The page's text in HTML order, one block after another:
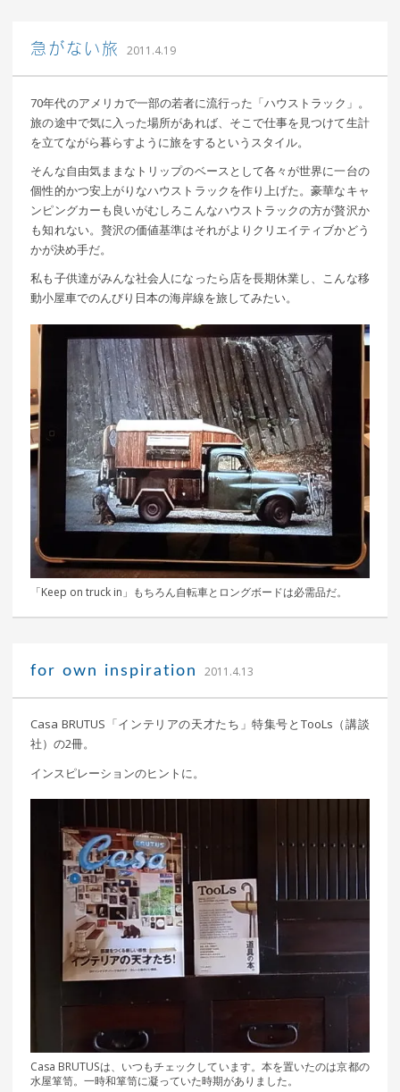
急がない旅 2011.4.19｜ 更新日：
込山 敏郎
70年代のアメリカで一部の若者に流行った「ハウストラック」。
旅の途中で気に入った場所があれば、そこで仕事を見つけて生計
を立てながら暮らすように旅をするというスタイル。
そんな自由気ままなトリップのベースとして各々が世界に一台の
個性的かつ安上がりなハウストラックを作り上げた。豪華なキャ
ンピングカーも良いがむしろこんなハウストラックの方が贅沢か
も知れない。贅沢の価値基準はそれがよりクリエイティブかどう
かが決め手だ。
私も子供達がみんな社会人になったら店を長期休業し、こんな移
動小屋車でのんびり日本の海岸線を旅してみたい。
「Keep on truck in」もちろん自転車とロングボードは必需品だ。
for own inspiration 2011.4.13
Casa BRUTUS「インテリアの天才たち」特集号とTooLs（講談
社）の2冊。
インスピレーションのヒントに。
Casa BRUTUSは、いつもチェックしています。本を置いたのは京都の
水屋箪笥。一時和箪笥に凝っていた時期がありました。